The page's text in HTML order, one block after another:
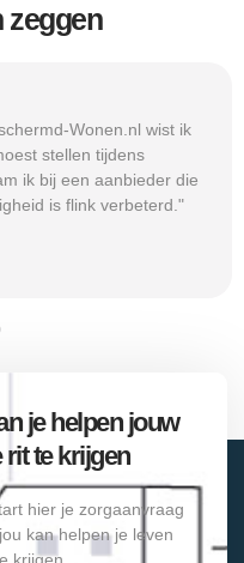
zeggen
Wonen.nl wist ik
stellen tijdens
ik bij een aanbieder die
is flink verbeterd."
je helpen jouw
rit te krijgen
hier je zorgaanvraag
kan helpen je leven